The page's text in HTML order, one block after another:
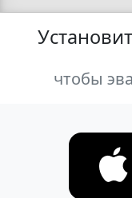
чтобы